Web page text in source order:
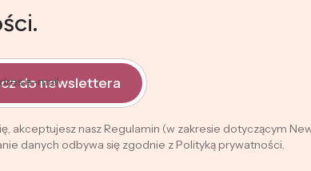
e-mail
do newslettera
akceptujesz nasz Regulamin (w zakresie dotyczącym
danych odbywa się zgodnie z Polityką prywatności.